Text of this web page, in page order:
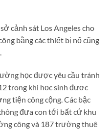
cảnh sát Los Angeles cho
bằng các thiết bị nổ cũng
học được yêu cầu tránh
trong khi học sinh được
tiện công cộng. Các bậc
đưa con tới bất cứ khu
công và 187 trường thuê